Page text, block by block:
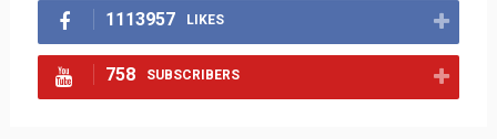
1113957 LIKES
758 SUBSCRIBERS